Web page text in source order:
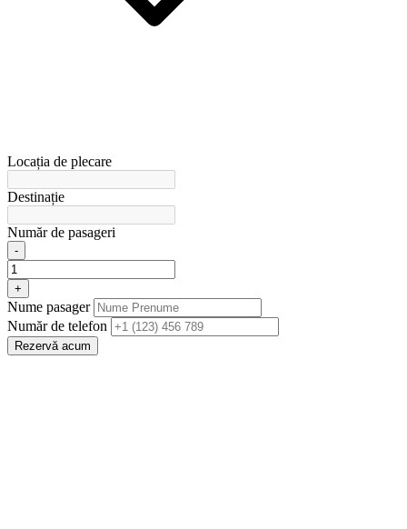
Locația de plecare
Destinație
Număr de pasageri
-
+
Nume pasager
Număr de telefon
Rezervă acum